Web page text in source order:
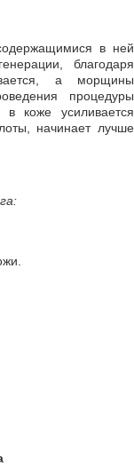
в ней
благодаря
а морщины
процедуры
в коже усиливается
начинает лучше